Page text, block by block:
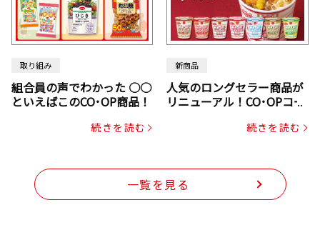
取り組み
組合員の声でわかった ○○
といえばこのCO･OP商品！
続きを読む
新商品
人気のロングセラー商品が
リニューアル！CO･OPコー
続きを読む
一覧を見る